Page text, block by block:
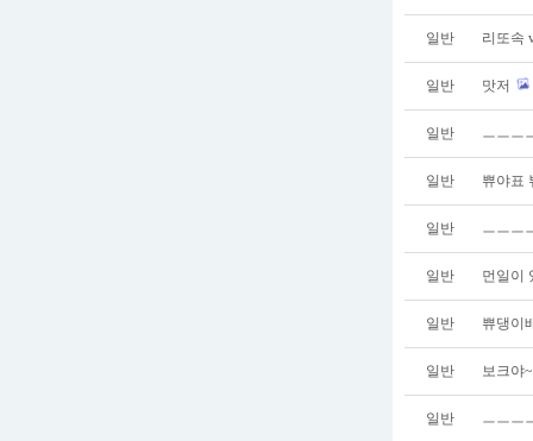
일반 리또속
일반 맛저
일반 ㅡㅡㅡ
일반 쀼야표
일반 ㅡㅡㅡ
일반 먼일이
일반 쀼댕이
일반 보크야~
일반 ㅡㅡㅡ